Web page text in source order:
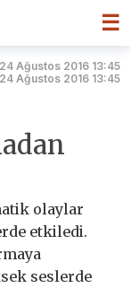
☰
24 Ağustos 2016 13:45
24 Ağustos 2016 13:45
olaylar
etkiledi.
seslerde